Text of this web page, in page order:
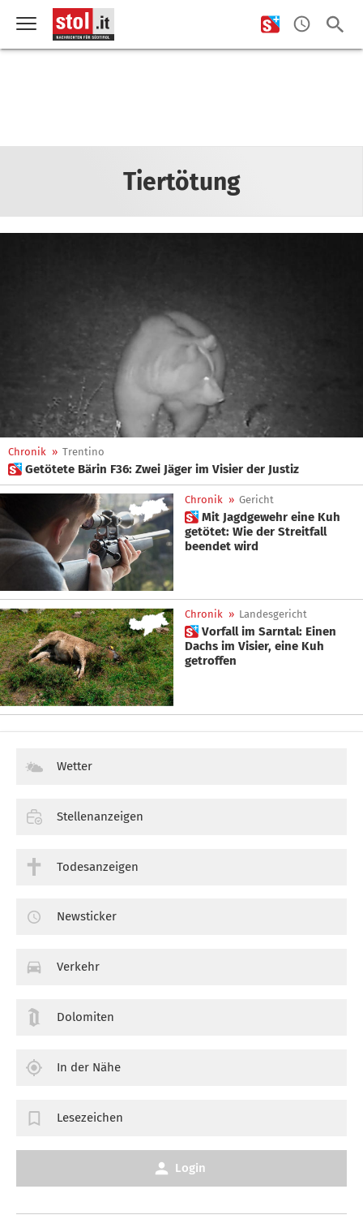
Tiertötung
Chronik » Trentino
 Getötete Bärin F36: Zwei Jäger im Visier der Justiz
Chronik » Gericht
 Mit Jagdgewehr eine Kuh
getötet: Wie der Streitfall
beendet wird
Chronik » Landesgericht
 Vorfall im Sarntal: Einen
Dachs im Visier, eine Kuh
getroffen
Wetter
Stellenanzeigen
Todesanzeigen
Newsticker
Verkehr
Dolomiten
In der Nähe
Lesezeichen
Login